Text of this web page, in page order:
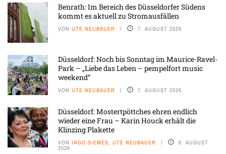
Benrath: Im Bereich des Düsseldorfer Südens
kommt es aktuell zu Stromausfällen
VON UTE NEUBAUER 7. AUGUST 2026
Düsseldorf: Noch bis Sonntag im Maurice-Ravel-
Park – „Liebe das Leben – pempelfort music
weekend“
VON UTE NEUBAUER 7. AUGUST 2026
Düsseldorf: Mostertpöttches ehren endlich
wieder eine Frau – Karin Houck erhält die
Klinzing Plakette
VON INGO SIEMES, UTE NEUBAUER 6. AUGUST
2026